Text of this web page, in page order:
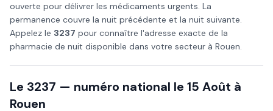
ouverte pour délivrer les médicaments urgents. La
permanence couvre la nuit précédente et la nuit suivante.
Appelez le 3237 pour connaître l'adresse exacte de la
pharmacie de nuit disponible dans votre secteur à Rouen.
Le 3237 — numéro national le 15 Août à
Rouen